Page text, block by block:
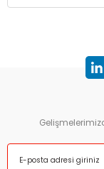
kullanarak
Görüş ve
Ürün resmi
Ürün
Ürün
Ürün fiyatı